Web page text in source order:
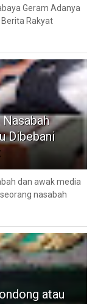
Geram Adanya
Rakyat
Nasabah
Dibebani
dan awak media
nasabah
atau